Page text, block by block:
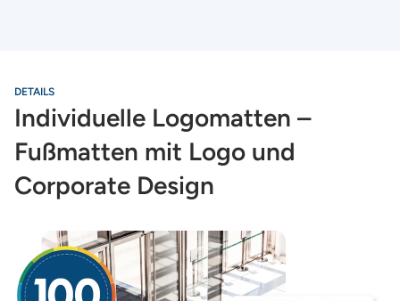
DETAILS
Individuelle Logomatten –
Fußmatten mit Logo und
Corporate Design